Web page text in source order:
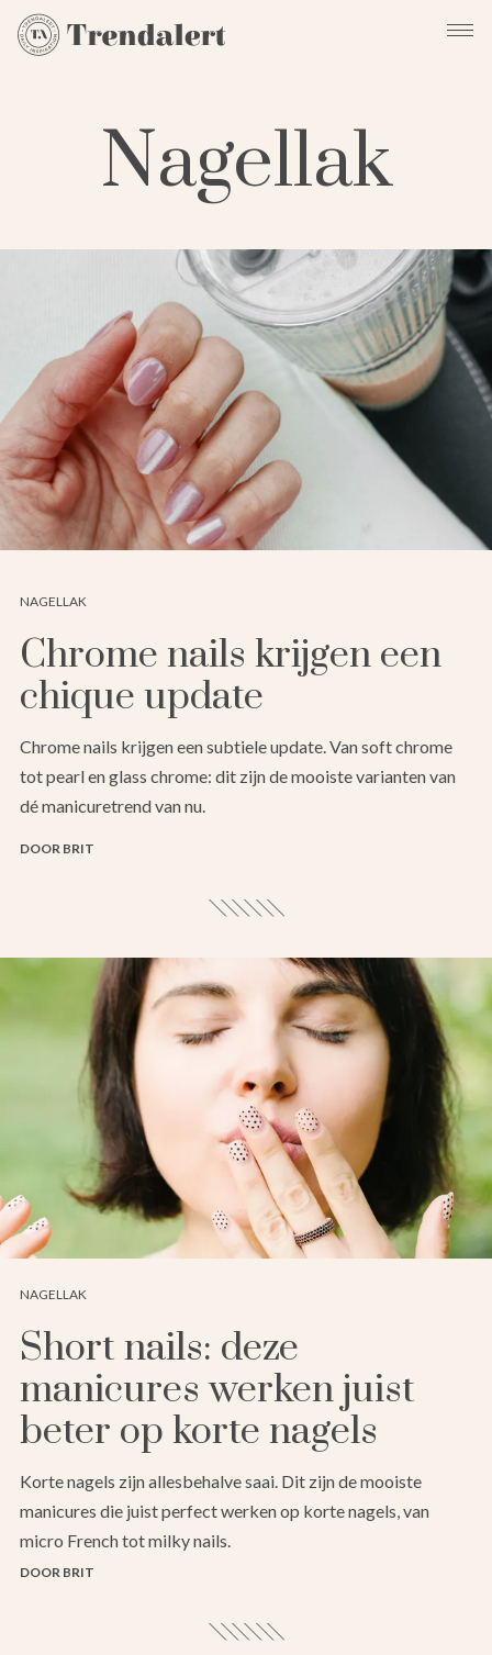
Nagellak
NAGELLAK
Chrome nails krijgen een
chique update
Chrome nails krijgen een subtiele update. Van soft chrome
tot pearl en glass chrome: dit zijn de mooiste varianten van
dé manicuretrend van nu.
DOOR BRIT
NAGELLAK
Short nails: deze
manicures werken juist
beter op korte nagels
Korte nagels zijn allesbehalve saai. Dit zijn de mooiste
manicures die juist perfect werken op korte nagels, van
micro French tot milky nails.
DOOR BRIT